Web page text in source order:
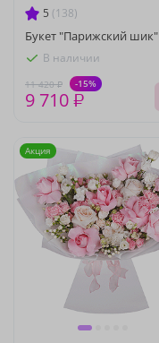
5 (138)
Букет "Парижский шик"
В наличии
11 420 ₽ -15%
9 710 ₽
Акция